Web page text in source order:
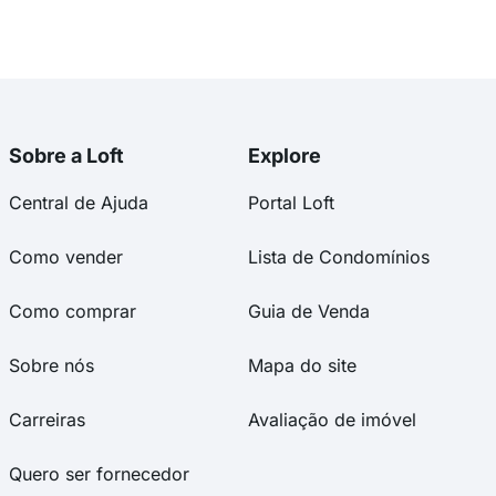
Sobre a Loft
Central de Ajuda
Como vender
Como comprar
Sobre nós
Carreiras
Quero ser fornecedor
Explore
Portal Loft
Lista de Condomínios
Guia de Venda
Mapa do site
Avaliação de imóvel